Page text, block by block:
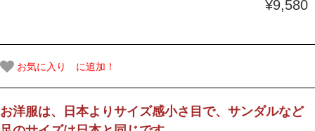
¥9,580
お気に入り に追加！
お洋服は、日本よりサイズ感小さ目で、サンダルなど